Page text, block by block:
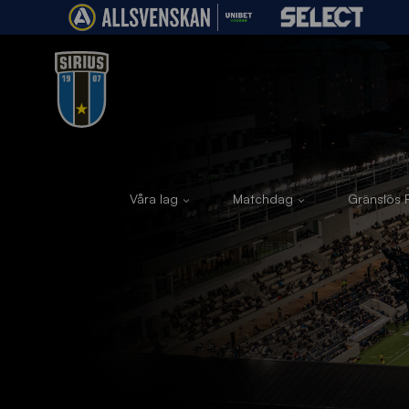
Våra lag Matchdag Gränslös